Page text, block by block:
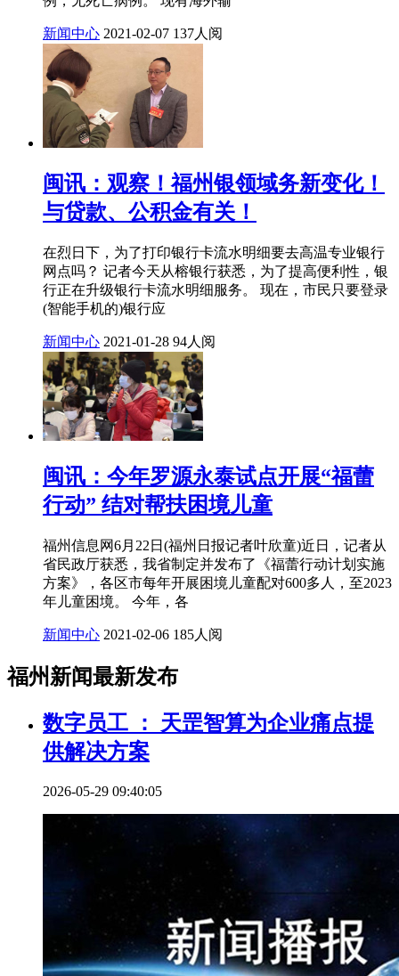
新闻中心 2021-02-07 137人阅
闽讯：观察！福州银领域务新变化！
与贷款、公积金有关！
在烈日下，为了打印银行卡流水明细要去高温专业银行
网点吗？ 记者今天从榕银行获悉，为了提高便利性，银
行正在升级银行卡流水明细服务。 现在，市民只要登录
(智能手机的)银行应
新闻中心 2021-01-28 94人阅
闽讯：今年罗源永泰试点开展“福蕾
行动” 结对帮扶困境儿童
福州信息网6月22日(福州日报记者叶欣童)近日，记者从
省民政厅获悉，我省制定并发布了《福蕾行动计划实施
方案》，各区市每年开展困境儿童配对600多人，至2023
年儿童困境。 今年，各
新闻中心 2021-02-06 185人阅
福州新闻最新发布
数字员工 ： 天罡智算为企业痛点提
供解决方案
2026-05-29 09:40:05